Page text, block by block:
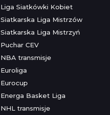
Liga Siatkówki Kobiet
Siatkarska Liga Mistrzów
Siatkarska Liga Mistrzyń
Puchar CEV
NBA transmisje
Euroliga
Eurocup
Energa Basket Liga
NHL transmisje